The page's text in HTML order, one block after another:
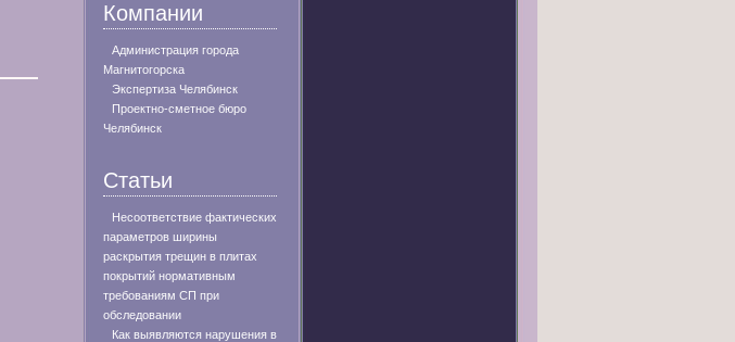
Компании
Администрация города
Магнитогорска
Экспертиза Челябинск
Проектно-сметное бюро
Челябинск
Статьи
Несоответствие фактических
параметров ширины
раскрытия трещин в плитах
покрытий нормативным
требованиям СП при
обследовании
Как выявляются нарушения в